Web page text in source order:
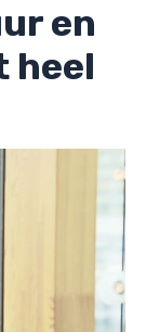
en
heel